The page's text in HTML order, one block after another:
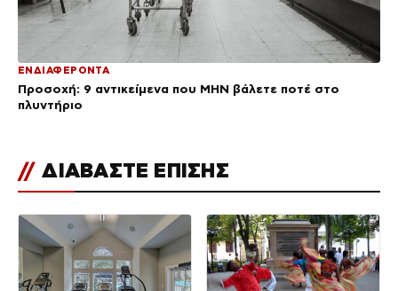
ΕΝΔΙΑΦΕΡΟΝΤΑ
Προσοχή: 9 αντικείμενα που ΜΗΝ βάλετε ποτέ στο
πλυντήριο
// ΔΙΑΒΑΣΤΕ ΕΠΙΣΗΣ